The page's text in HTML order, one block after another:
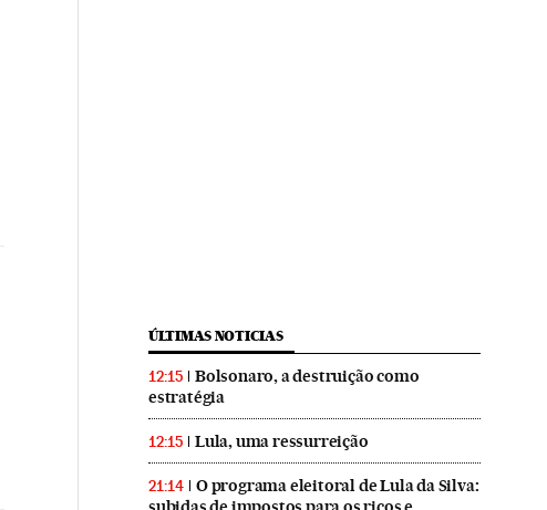
ÚLTIMAS NOTICIAS
12:15
Bolsonaro, a destruição como
estratégia
12:15 Lula, uma ressurreição
21:14
O programa eleitoral de Lula da Silva: